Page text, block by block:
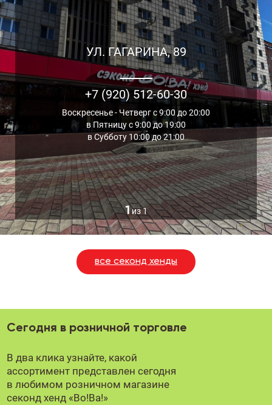
1из 1
УЛ. ГАГАРИНА, 89
+7 (920) 512-60-30
Воскресенье - Четверг с 9:00 до 20:00
в Пятницу с 9:00 до 19:00
в Субботу 10:00 до 21:00
все секонд хенды
Сегодня в розничной торговле
В два клика узнайте, какой
ассортимент представлен сегодня
в любимом розничном магазине
секонд хенд «Во!Ва!»